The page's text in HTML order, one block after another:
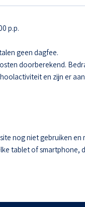
p.p.
geen dagfee.
doorberekend.
en zijn er
nog niet gebruiken
tablet of